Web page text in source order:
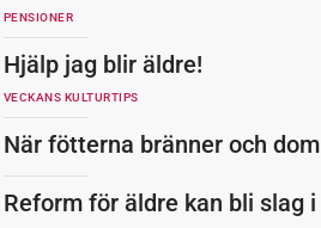
PENSIONER
Hjälp jag blir äldre!
VECKANS KULTURTIPS
När fötterna bränner och
Reform för äldre kan bli slag